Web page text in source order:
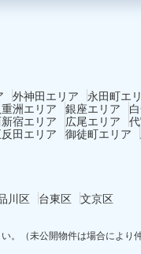
外神田エリア
永田町エ
重洲エリア 銀座エリア
宿エリア 広尾エリア
田エリア 御徒町エリア
川区 台東区 文京区
。（未公開物件は場合により